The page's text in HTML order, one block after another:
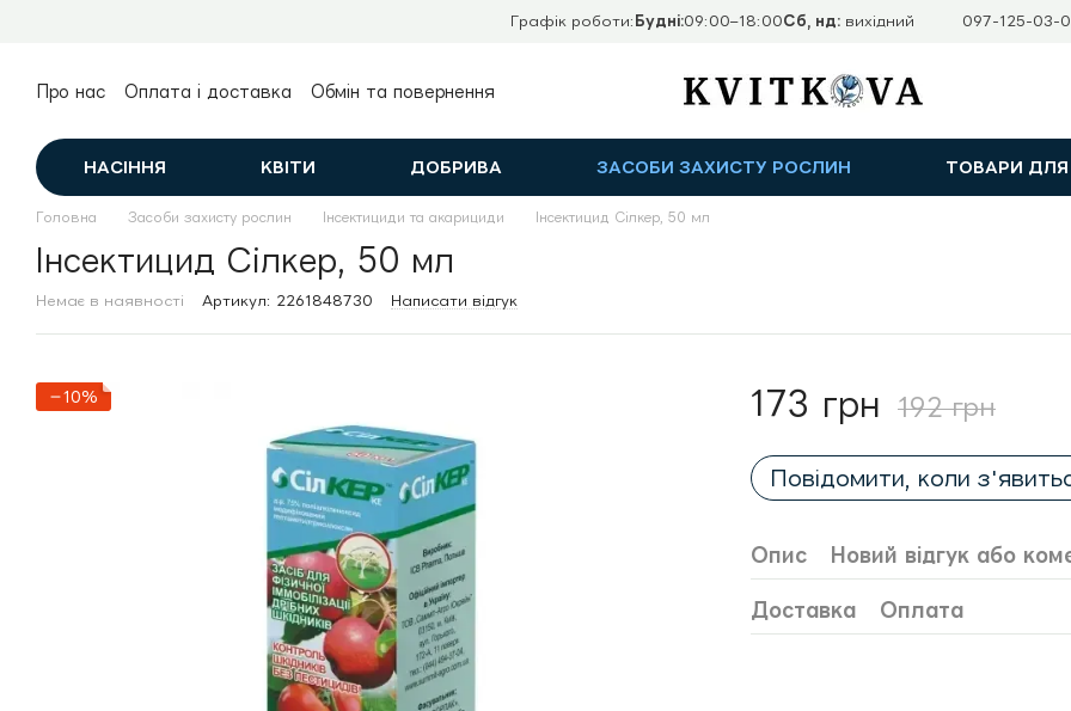
Графік роботи: Будні:09:00–18:00Сб, нд:вихідний 097-125-03-
Про нас Оплата і доставка
Обмін та повернення
НАСІННЯ КВІТИ ДОБРИВА ЗАСОБИ ЗАХИСТУ РОСЛИН ТОВАРИ
Головна Засоби захисту рослин Інсектициди та акарициди Інсектицид Сілкер, 50 мл
Інсектицид Сілкер, 50 мл
Немає в наявності Артикул: 2261848730 Написати відгук
−10% 173 грн 192 грн
Повідомити, коли
Опис Новий відгук або
Доставка Оплата